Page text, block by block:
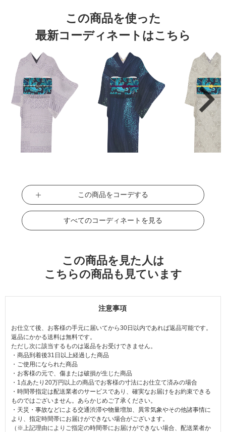
この商品を使った
最新コーディネートはこちら
この商品をコーデする
すべてのコーディネートを見る
この商品を見た人は
こちらの商品も見ています
注意事項
お仕立て後、お客様の手元に届いてから30日以内であれば返品可能です。
返品にかかる送料は無料です。
ただし次に該当するものは返品をお受けできません。
・商品到着後31日以上経過した商品
・ご使用になられた商品
・お客様の元で、傷または破損が生じた商品
・1点あたり20万円以上の商品でお客様の寸法にお仕立て済みの場合
・時間帯指定は配送業者のサービスであり、確実なお届けをお約束できる
ものではございません。あらかじめご了承ください。
・天災・事故などによる交通渋滞や物量増加、異常気象やその他諸事情に
より、指定時間帯にお届けができない場合がございます。
（※上記理由によりご指定の時間帯にお届けができない場合、配送業者か